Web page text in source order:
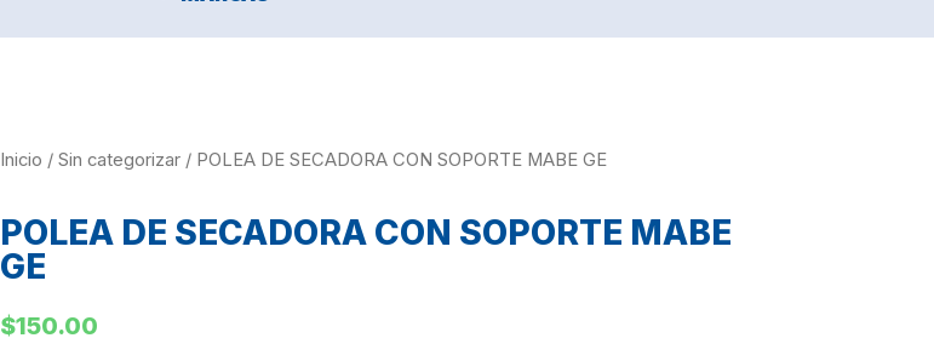
Inicio / Sin categorizar/ POLEA DE SECADORA CON SOPORTE MABE GE
POLEA DE SECADORA CON SOPORTE MABE
GE
$150.00